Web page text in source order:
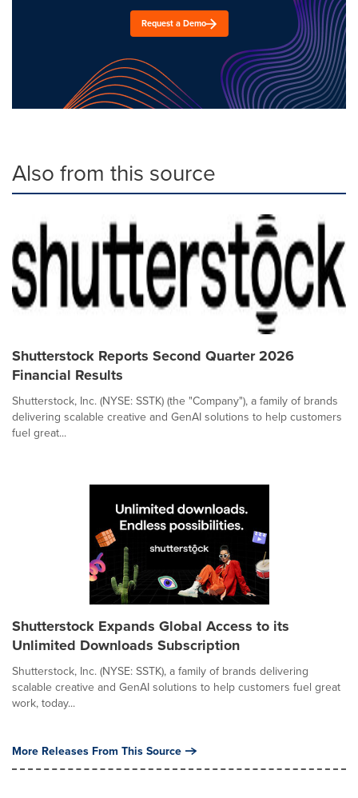
Request a Demo
Also from this source
Shutterstock Reports Second Quarter 2026
Financial Results
Shutterstock, Inc. (NYSE: SSTK) (the "Company"), a family of brands
delivering scalable creative and GenAI solutions to help customers
fuel great...
Shutterstock Expands Global Access to its
Unlimited Downloads Subscription
Shutterstock, Inc. (NYSE: SSTK), a family of brands delivering
scalable creative and GenAI solutions to help customers fuel great
work, today...
More Releases From This Source